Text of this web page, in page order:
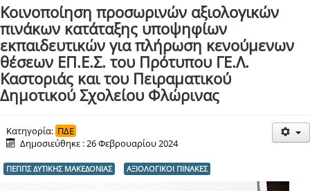
ΝΕΑ
ΣΥΜΒΟΥΛΙΑ
ΕΥΡΩΠΑΪΚΑ ΠΡΟΓΡΑΜΜΑΤΑ
ΜΑΘΗΤΕΙΑ
ΔΡΑΣΕΙΣ
ΕΠΙΚΟΙΝΩΝΙΑ
Κοινοποίηση προσωρινών αξιολογικών
πινάκων κατάταξης υποψηφίων
εκπαιδευτικών για πλήρωση κενούμενων
θέσεων ΕΠ.Ε.Σ. του Πρότυπου ΓΕ.Λ.
Καστοριάς και του Πειραματικού
Δημοτικού Σχολείου Φλώρινας
Κατηγορία: ΠΔΕ
Δημοσιεύθηκε : 26 Φεβρουαρίου 2024
ΠΕΠΠΣ ΔΥΤΙΚΗΣ ΜΑΚΕΔΟΝΙΑΣ ΑΞΙΟΛΟΓΙΚΟΙ ΠΙΝΑΚΕΣ